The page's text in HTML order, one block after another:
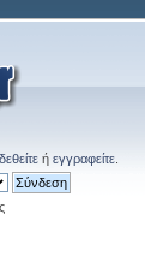
ή εγγραφείτε